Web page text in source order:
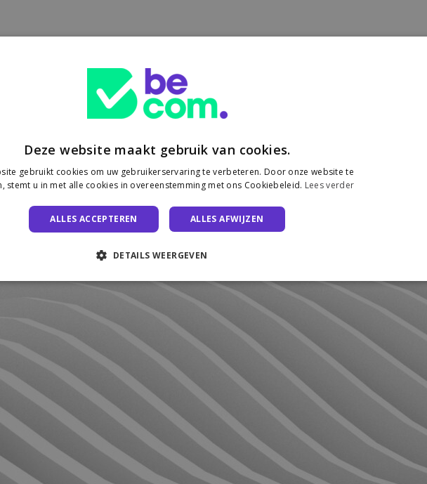
Deze website maakt gebruik van cookies.
gebruikt cookies om uw gebruikerservaring te verbeteren. Door onze website te
stemt u in met alle cookies in overeenstemming met ons Cookiebeleid. Lees verder
ALLES ACCEPTEREN ALLES AFWIJZEN
DETAILS WEERGEVEN